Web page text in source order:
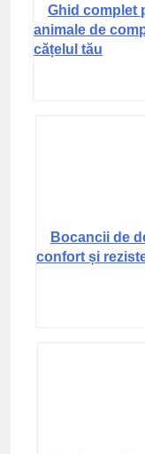
Ghid complet
animale de
cățelul tău
Bocancii de
confort și